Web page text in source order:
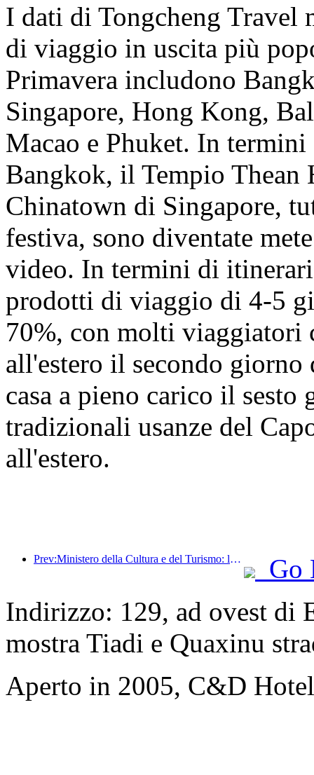
I dati di Tongcheng Travel
di viaggio in uscita più
Primavera includono
Singapore, Hong Kong,
Macao e Phuket. In
Bangkok, il Tempio
Chinatown di Singapore,
festiva, sono diventate
video. In termini di
prodotti di viaggio di 4-5
70%, con molti viaggiatori
all'estero il secondo giorno
casa a pieno carico il
tradizionali usanze del
all'estero.
Prev:Ministero della Cultura e del Turismo: lancio di 22 attività tematiche suddivise in 7 sezioni principali
Go
Indirizzo: 129, ad ovest di
mostra Tiadi e Quaxinu
Aperto in 2005, C&D